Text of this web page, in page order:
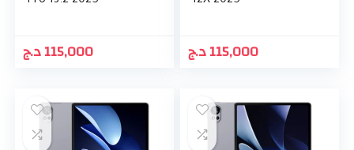
115,000د.ج 115,000د.ج